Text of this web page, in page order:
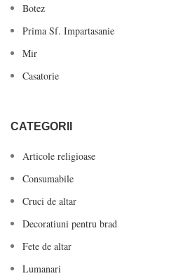
Botez
Prima Sf. Impartasanie
Mir
Casatorie
CATEGORII
Articole religioase
Consumabile
Cruci de altar
Decoratiuni pentru brad
Fete de altar
Lumanari